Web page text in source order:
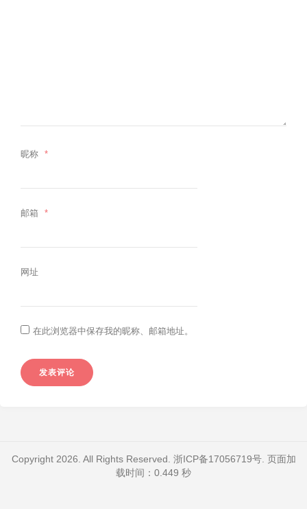
昵称 *
邮箱 *
网址
在此浏览器中保存我的昵称、邮箱地址。
Copyright 2026. All Rights Reserved. 浙ICP备17056719号. 页面加
载时间：0.449 秒